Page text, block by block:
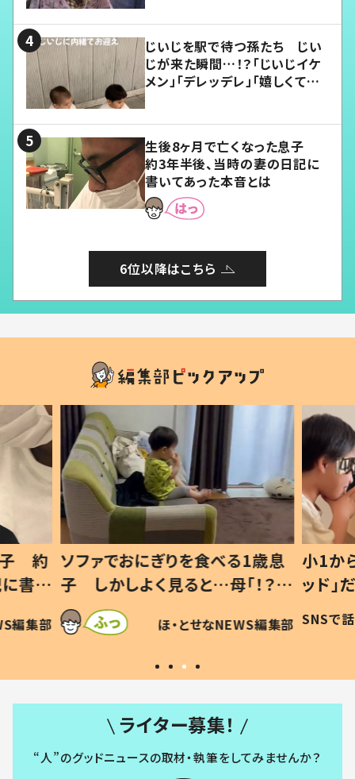
じいじを駅で待つ孫たち じい
じが来た瞬間…！？「じいじイケ
メン」「デレッデレ」「嬉しくて可
生後8ヶ月で亡くなった息子
約3年半後、当時の妻の日記に
書いてあった本音とは
6位以降はこちら
歳息
？」
編集部
小1から不登校、息子は「ギフテ
ッド」だった 父が“ウチ給食”を
作り続ける理由とは #令和の親
#令和の子
SNSで話題 ほ・とせなNEWS編集部
ひ孫
が、抱
「涙
い」
ライター募集！
“人”のグッドニュースの取材・執筆をしてみませんか？